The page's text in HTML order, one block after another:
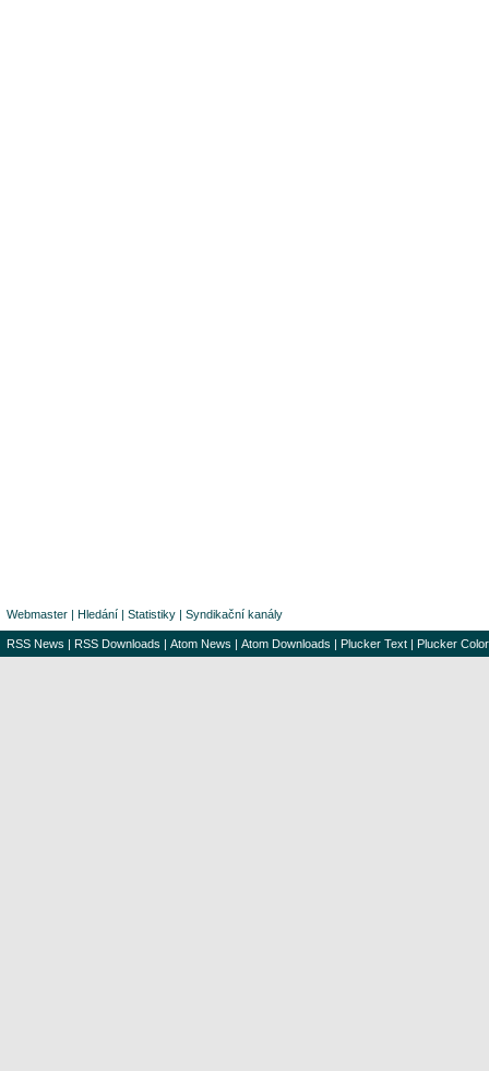
Webmaster | Hledání | Statistiky | Syndikační kanály
RSS News | RSS Downloads | Atom News | Atom Downloads | Plucker Text | Plucker Color